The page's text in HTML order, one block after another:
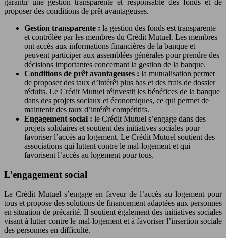
garantir une gestion transparente et responsable des fonds et de
proposer des conditions de prêt avantageuses.
Gestion transparente : la gestion des fonds est transparente
et contrôlée par les membres du Crédit Mutuel. Les membres
ont accès aux informations financières de la banque et
peuvent participer aux assemblées générales pour prendre des
décisions importantes concernant la gestion de la banque.
Conditions de prêt avantageuses : la mutualisation permet
de proposer des taux d’intérêt plus bas et des frais de dossier
réduits. Le Crédit Mutuel réinvestit les bénéfices de la banque
dans des projets sociaux et économiques, ce qui permet de
maintenir des taux d’intérêt compétitifs.
Engagement social : le Crédit Mutuel s’engage dans des
projets solidaires et soutient des initiatives sociales pour
favoriser l’accès au logement. Le Crédit Mutuel soutient des
associations qui luttent contre le mal-logement et qui
favorisent l’accès au logement pour tous.
L’engagement social
Le Crédit Mutuel s’engage en faveur de l’accès au logement pour
tous et propose des solutions de financement adaptées aux personnes
en situation de précarité. Il soutient également des initiatives sociales
visant à lutter contre le mal-logement et à favoriser l’insertion sociale
des personnes en difficulté.